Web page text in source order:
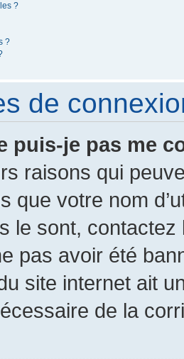
?
?
de
puis-je pas me
raisons qui
que votre nom
le sont,
pas avoir été
site internet ait
de la